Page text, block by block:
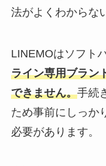
法がよくわからな
LINEMOはソフト
ライン専用ブラン
できません。手続
ため事前にしっか
必要があります。